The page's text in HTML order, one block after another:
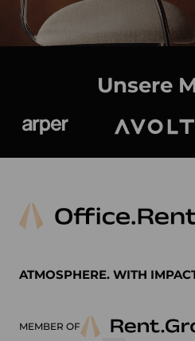
Unsere
ATMOSPHERE. WITH
MEMBER OF